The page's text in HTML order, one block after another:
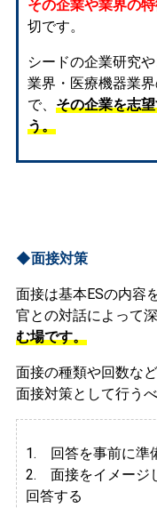
その企業や業界の
切です。
シードの企業研究
業界・医療機器業
で、 その企業を志
う。
◆面接対策
面接は基本ESの内容
官との対話によって深
む場です。
面接の種類や回数な
面接対策として行う
1. 回答を事前に準
2. 面接をイメージ
回答する